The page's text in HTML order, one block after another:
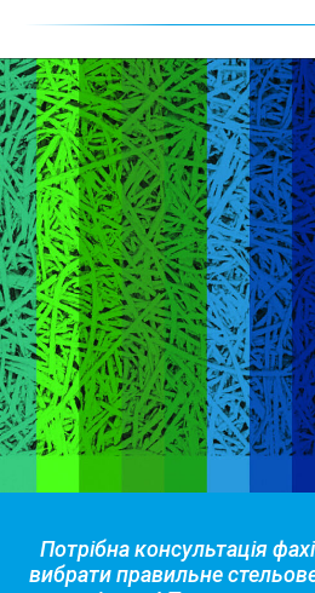
Потрібна консультація
вибрати правильне